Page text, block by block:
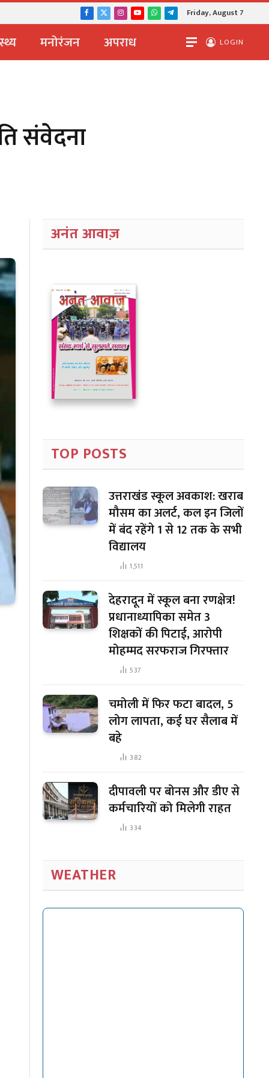
Facebook
X
Instagram
YouTubeWhatsApp
TelegramFriday, August 7
मनोरंजन अपराध LOGIN
संवेदना
अनंत आवाज़
TOP POSTS
उत्तराखंड स्कूल अवकाश: खराब
मौसम का अलर्ट, कल इन जिलों
में बंद रहेंगे 1 से 12 तक के सभी
विद्यालय
1,511
देहरादून में स्कूल बना रणक्षेत्र!
प्रधानाध्यापिका समेत 3
शिक्षकों की पिटाई, आरोपी
मोहम्मद सरफराज गिरफ्तार
537
चमोली में फिर फटा बादल, 5
लोग लापता, कई घर सैलाब में
बहे
382
दीपावली पर बोनस और डीए से
कर्मचारियों को मिलेगी राहत
334
WEATHER